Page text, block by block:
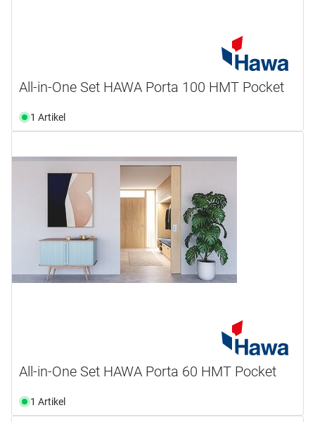
All-in-One Set HAWA Porta 100 HMT Pocket
1 Artikel
All-in-One Set HAWA Porta 60 HMT Pocket
1 Artikel